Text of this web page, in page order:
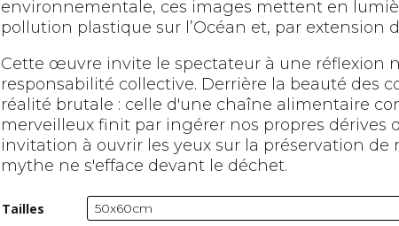
environnementale, ces images mettent en
pollution plastique sur l’Océan et, par extension
Cette œuvre invite le spectateur à une réflexion
responsabilité collective. Derrière la beauté des
réalité brutale : celle d'une chaîne alimentaire
merveilleux finit par ingérer nos propres dérives
invitation à ouvrir les yeux sur la préservation de
mythe ne s'efface devant le déchet.
Tailles